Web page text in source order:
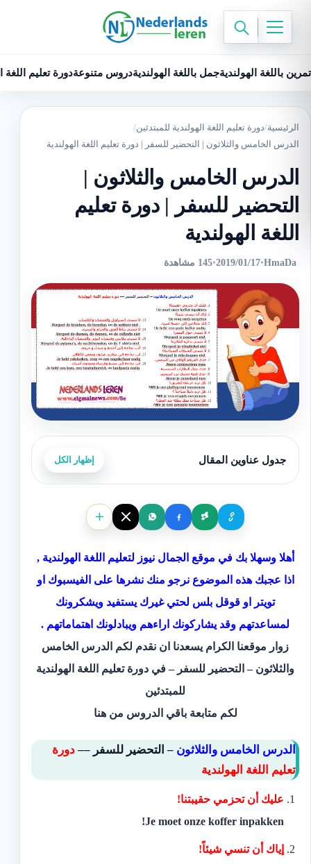
تمرين باللغة الهولنديةجمل باللغة الهولنديةدروس متنوعةدورة تعليم اللغة
الرئيسية/دورة تعليم اللغة الهولندية للمبتدئين/
الدرس الخامس والثلاثون | التحضير للسفر ‬| دورة تعليم اللغة الهولندية
الدرس الخامس والثلاثون |
التحضير للسفر ‬| دورة تعليم
اللغة الهولندية
HmaDa
•
2019/01/17
•145 مشاهدة
جدول عناوين المقال إظهار الكل
أهلا وسهلا بك في موقع الجمال نيوز لتعليم اللغة الهولندية ,
اذا عجبك هذه الموضوع نرجو منك نشرها على الفيسبوك او
تويتر او قوقل بلس لحتي غيرك يستفيد ويشكرونك
لمساعدتهم وقد يشاركونك اراءهم ويبادلونك اهتماماتهم .
زوار موقعنا الكرام يسعدنا ان نقدم لكم الدرس الخامس
والثلاثون – ‫‫التحضير للسفر – في دورة تعليم اللغة الهولندية
للمبتدئين
لكم متابعة باقي الدروس من هنا
الدرس الخامس والثلاثون – ‫‫التحضير للسفر –
– ‫‫دورة
تعليم اللغة الهولندية
عليك أن تحزمي حقيبتنا!‬
Je moet onze koffer inpakken!
‫إياك أن تنسي شيئاً!‬